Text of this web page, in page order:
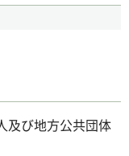
及び地方公共団体